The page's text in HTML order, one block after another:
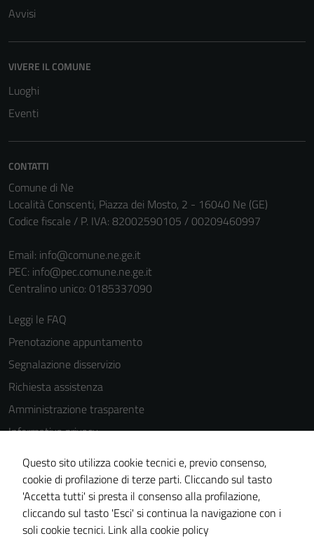
Avvisi
VIVERE IL COMUNE
Luoghi
Eventi
CONTATTI
Comune di Ne
Località Conscenti, Piazza dei Mosto, 2 - 16040 Ne (GE)
Codice fiscale / P. IVA: 82002590105 / 00209460997
Email: info@comune.ne.ge.it
PEC: info@pec.comune.ne.ge.it
Centralino unico: 0185337090
Leggi le FAQ
Prenotazione appuntamento
Segnalazione disservizio
Richiesta assistenza
Amministrazione trasparente
Informativa privacy
Cookie Policy
Note legali
Dichiarazione di accessibilità
Piano di miglioramento del sito
Questo sito utilizza cookie tecnici e, previo consenso,
cookie di profilazione di terze parti. Cliccando sul tasto
'Accetta tutti' si presta il consenso alla profilazione,
cliccando sul tasto 'Esci' si continua la navigazione con i
soli cookie tecnici. Link alla cookie policy